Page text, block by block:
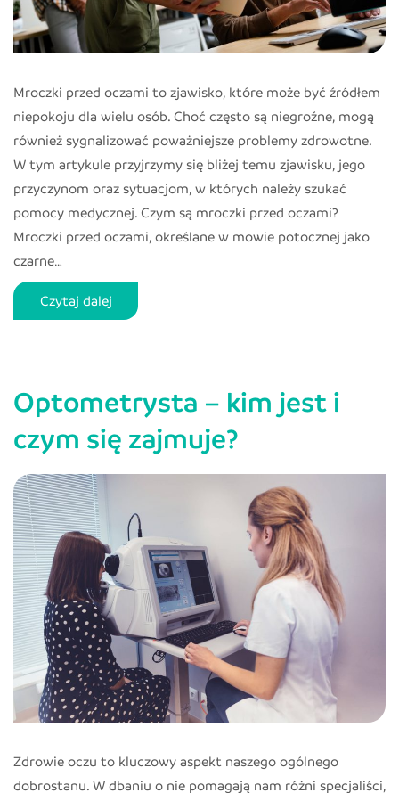
Mroczki przed oczami to zjawisko, które może być źródłem
niepokoju dla wielu osób. Choć często są niegroźne, mogą
również sygnalizować poważniejsze problemy zdrowotne.
W tym artykule przyjrzymy się bliżej temu zjawisku, jego
przyczynom oraz sytuacjom, w których należy szukać
pomocy medycznej. Czym są mroczki przed oczami?
Mroczki przed oczami, określane w mowie potocznej jako
czarne…
Czytaj dalejMroczki
pod
oczami
czym
i
mogą
świadczyć?
Optometrysta – kim jest i
czym się zajmuje?
Zdrowie oczu to kluczowy aspekt naszego ogólnego
dobrostanu. W dbaniu o nie pomagają nam różni specjaliści,